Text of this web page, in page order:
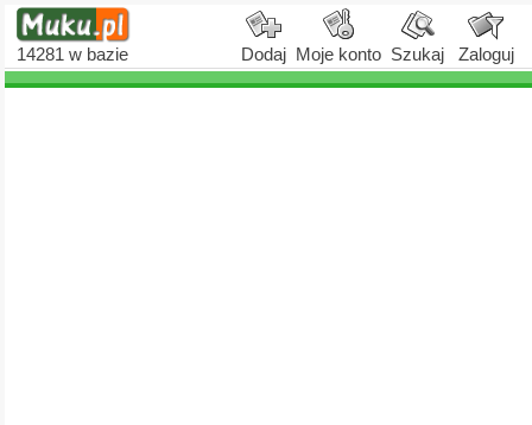
14281 w bazie Dodaj Moje konto Szukaj Zaloguj